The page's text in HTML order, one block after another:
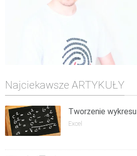
Najciekawsze ARTYKUŁY
Tworzenie
Excel